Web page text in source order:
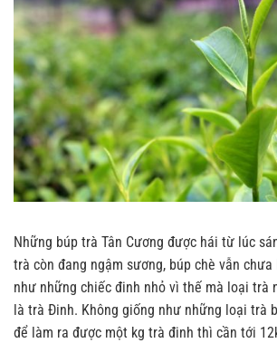
Những búp trà Tân Cương được hái từ lúc
trà còn đang ngậm sương, búp chè vẫn
như những chiếc đinh nhỏ vì thế mà loại trà
là trà Đinh. Không giống như những loại trà
để làm ra được một kg trà đinh thì cần tới